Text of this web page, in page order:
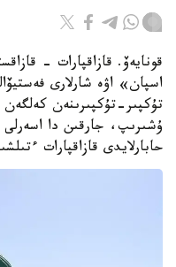
قونايەۆ. قازاقپارات -
اسپان» اۋە شارلارى
ۇشىرىپ، جارقىن دا
حابارلايدى قازاقپارات